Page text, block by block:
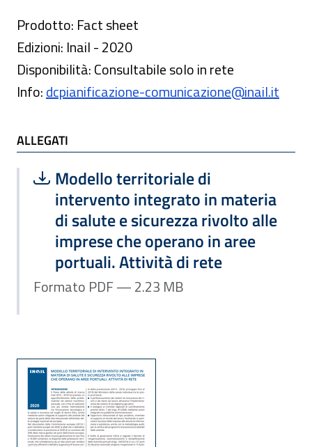
Prodotto: Fact sheet
Edizioni: Inail - 2020
Disponibilità: Consultabile solo in rete
Info:dcpianificazione-comunicazione@inail.it
ALLEGATI
Scarica file:
Modello territoriale di
intervento integrato in materia
di salute e sicurezza rivolto alle
imprese che operano in aree
portuali. Attività di rete
Formato PDF — Dimensione 2.23 MB
Formato PDF — 2.23 MB